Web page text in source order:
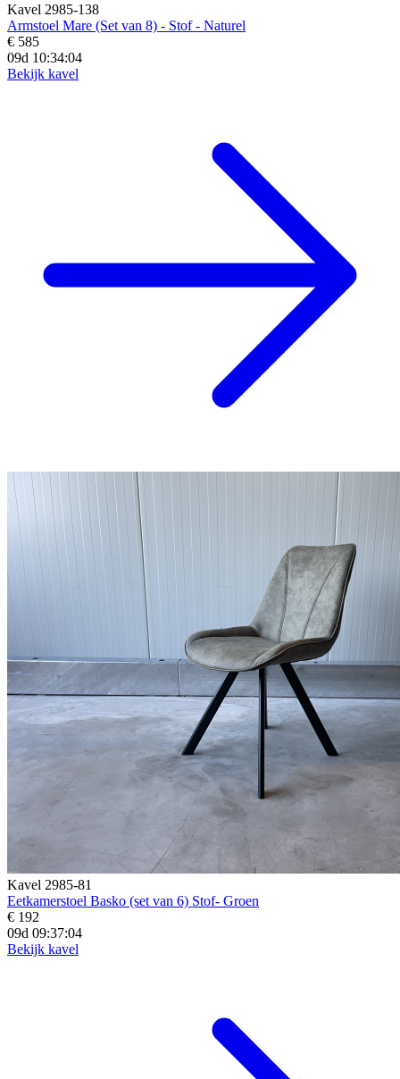
Kavel 2985-138
Armstoel Mare (Set van 8) - Stof - Naturel
€ 585
09d 10:34:02
Bekijk kavel
Kavel 2985-81
Eetkamerstoel Basko (set van 6) Stof- Groen
€ 192
09d 09:37:02
Bekijk kavel